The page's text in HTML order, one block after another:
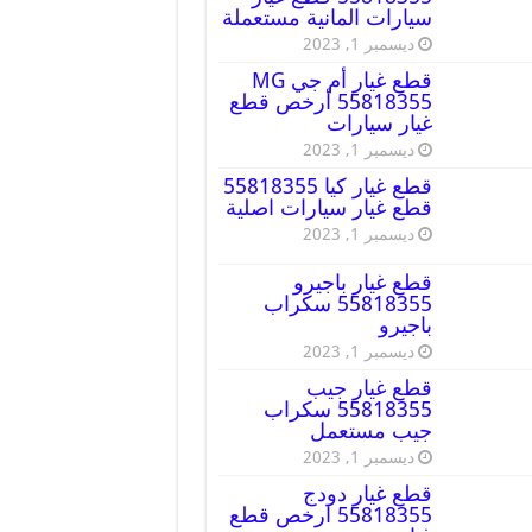
سيارات المانية مستعملة
ديسمبر 1, 2023
قطع غيار أم جي MG
55818355 أرخص قطع
غيار سيارات
ديسمبر 1, 2023
قطع غيار كيا 55818355
قطع غيار سيارات اصلية
ديسمبر 1, 2023
قطع غيار باجيرو
55818355 سكراب
باجيرو
ديسمبر 1, 2023
قطع غيار جيب
55818355 سكراب
جيب مستعمل
ديسمبر 1, 2023
قطع غيار دودج
55818355 ارخص قطع